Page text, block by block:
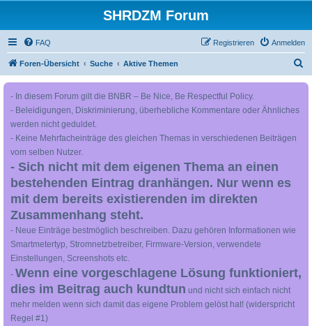
SHRDZM Forum
FAQ Anmelden
Registrieren
Foren-Übersicht Suche Aktive Themen
- In diesem Forum gilt die BNBR – Be Nice, Be Respectful Policy.
- Beleidigungen, Diskriminierung, überhebliche Kommentare oder Ähnliches
werden nicht geduldet.
- Keine Mehrfacheinträge des gleichen Themas in verschiedenen Beiträgen
vom selben Nutzer.
- Sich nicht mit dem eigenen Thema an einen
bestehenden Eintrag dranhängen. Nur wenn es
mit dem bereits existierenden im direkten
Zusammenhang steht.
- Neue Einträge bestmöglich beschreiben. Dazu gehören Informationen wie
Smartmetertyp, Stromnetzbetreiber, Firmware-Version, verwendete
Einstellungen, Screenshots etc.
- Wenn eine vorgeschlagene Lösung funktioniert,
dies im Beitrag auch kundtun und nicht sich einfach nicht
mehr melden wenn sich damit das eigene Problem gelöst hat! (widerspricht
Regel #1)